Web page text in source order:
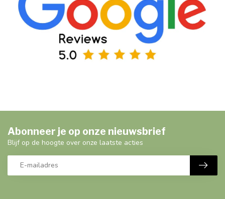
Abonneer je op onze nieuwsbrief
Blijf op de hoogte over onze laatste acties